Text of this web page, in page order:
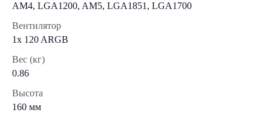
AM4, LGA1200, AM5, LGA1851, LGA1700
Вентилятор
1x 120 ARGB
Вес (кг)
0.86
Высота
160 мм